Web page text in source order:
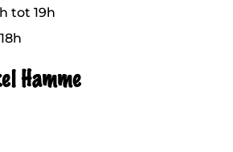
tot 19h
Hamme